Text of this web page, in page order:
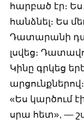
հարբած էր։
հանձնել։ Ես
Դատարանի
լսվեց։
Կինը գրկեց
արցունքներով։
«Ես կարծում
սրա հետ», —